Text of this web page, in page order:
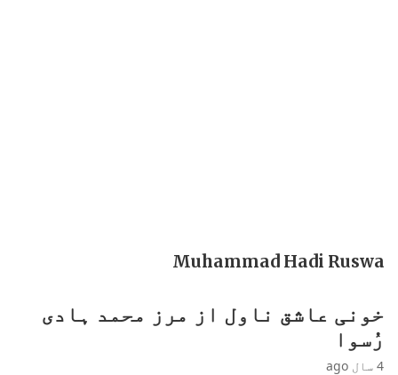
Muhammad Hadi Ruswa
خونی عاشق ناول از مرز محمد ہادی
رُسوا
4 سال ago